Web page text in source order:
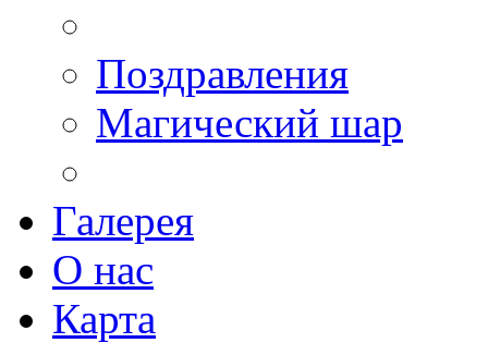
Поздравления
Магический шар
Галерея
О нас
Карта